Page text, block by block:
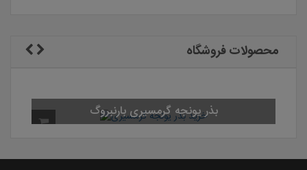
محصولات فروشگاه
بذر یونجه گرمسیری بارنبروگ